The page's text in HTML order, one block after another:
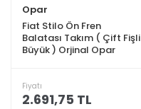
Opar
Fiat Stilo Ön Fren
Balatası Takım ( Çift Fişli
Büyük ) Orjinal Opar
Fiyatı
2.691,75 TL